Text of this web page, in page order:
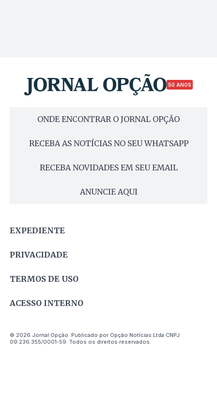
50 ANOS
ONDE ENCONTRAR O JORNAL OPÇÃO
RECEBA AS NOTÍCIAS NO SEU WHATSAPP
RECEBA NOVIDADES EM SEU EMAIL
ANUNCIE AQUI
EXPEDIENTE
PRIVACIDADE
TERMOS DE USO
ACESSO INTERNO
© 2026 Jornal Opção. Publicado por Opção Notícias Ltda CNPJ
09.236.355/0001-59. Todos os direitos reservados.